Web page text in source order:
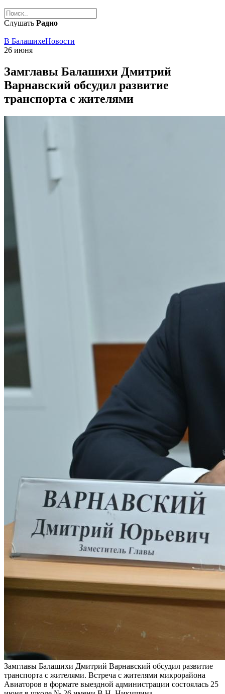
Слушать Радио
В БалашихеНовости
26 июня
Замглавы Балашихи Дмитрий
Варнавский обсудил развитие
транспорта с жителями
Замглавы Балашихи Дмитрий Варнавский обсудил развитие
транспорта с жителями. Встреча с жителями микрорайона
Авиаторов в формате выездной администрации состоялась 25